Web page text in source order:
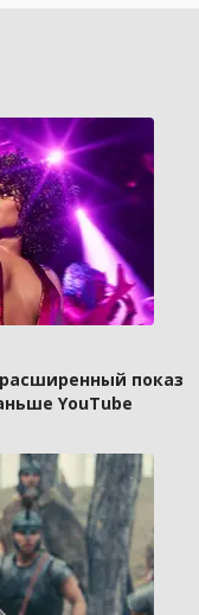
показ
YouTube